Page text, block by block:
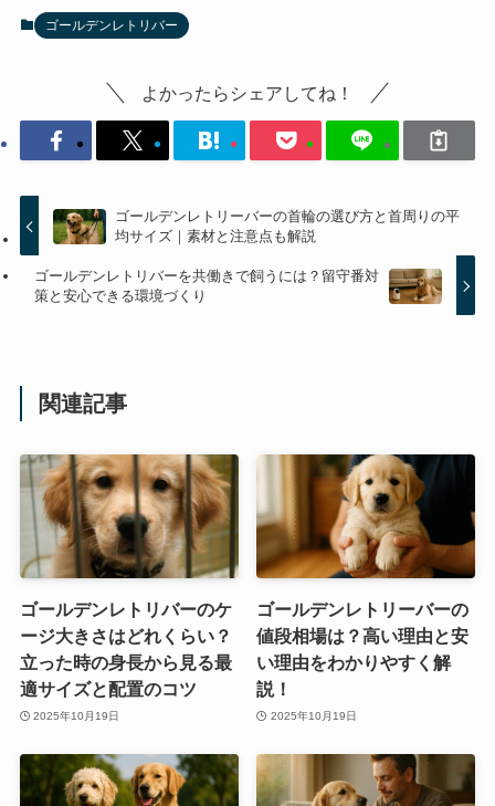
ゴールデンレトリバー
よかったらシェアしてね！
ゴールデンレトリーバーの首輪の選び方と首周りの平
均サイズ｜素材と注意点も解説
ゴールデンレトリバーを共働きで飼うには？留守番対
策と安心できる環境づくり
関連記事
ゴールデンレトリバーのケ
ージ大きさはどれくらい？
立った時の身長から見る最
適サイズと配置のコツ
2025年10月19日
ゴールデンレトリーバーの
値段相場は？高い理由と安
い理由をわかりやすく解
説！
2025年10月19日